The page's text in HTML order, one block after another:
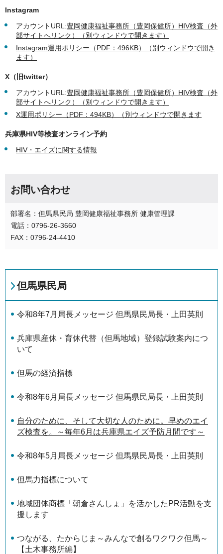
Instagram
アカウントURL:豊岡健康福祉事務所（豊岡保健所）HIV検査（外
部サイトへリンク）（別ウィンドウで開きます）
Instagram運用ポリシー（PDF：496KB）（別ウィンドウで開き
ます）
X（旧twitter）
アカウントURL:豊岡健康福祉事務所（豊岡保健所）HIV検査（外
部サイトへリンク）（別ウィンドウで開きます）
X運用ポリシー（PDF：494KB）（別ウィンドウで開きます
兵庫県HIV等検査オンライン予約
HIV・エイズに関する情報
お問い合わせ
部署名：但馬県民局 豊岡健康福祉事務所 健康管理課
電話：0796-26-3660
FAX：0796-24-4410
但馬県民局
令和8年7月局長メッセージ 但馬県民局長・上田英則
兵庫県産休・育休代替（但馬地域）登録試験案内につ
いて
但馬の経済指標
令和8年6月局長メッセージ 但馬県民局長・上田英則
自分のために、そして大切な人のために。早めのエイ
ズ検査を。～毎年6月は兵庫県エイズ予防月間です～
令和8年5月局長メッセージ 但馬県民局長・上田英則
但馬力指標について
地域団体商標「朝倉さんしょ」を活かしたPR活動を支
援します
つながる、たからじま～みんなで創るワクワク但馬～
【土木事務所編】